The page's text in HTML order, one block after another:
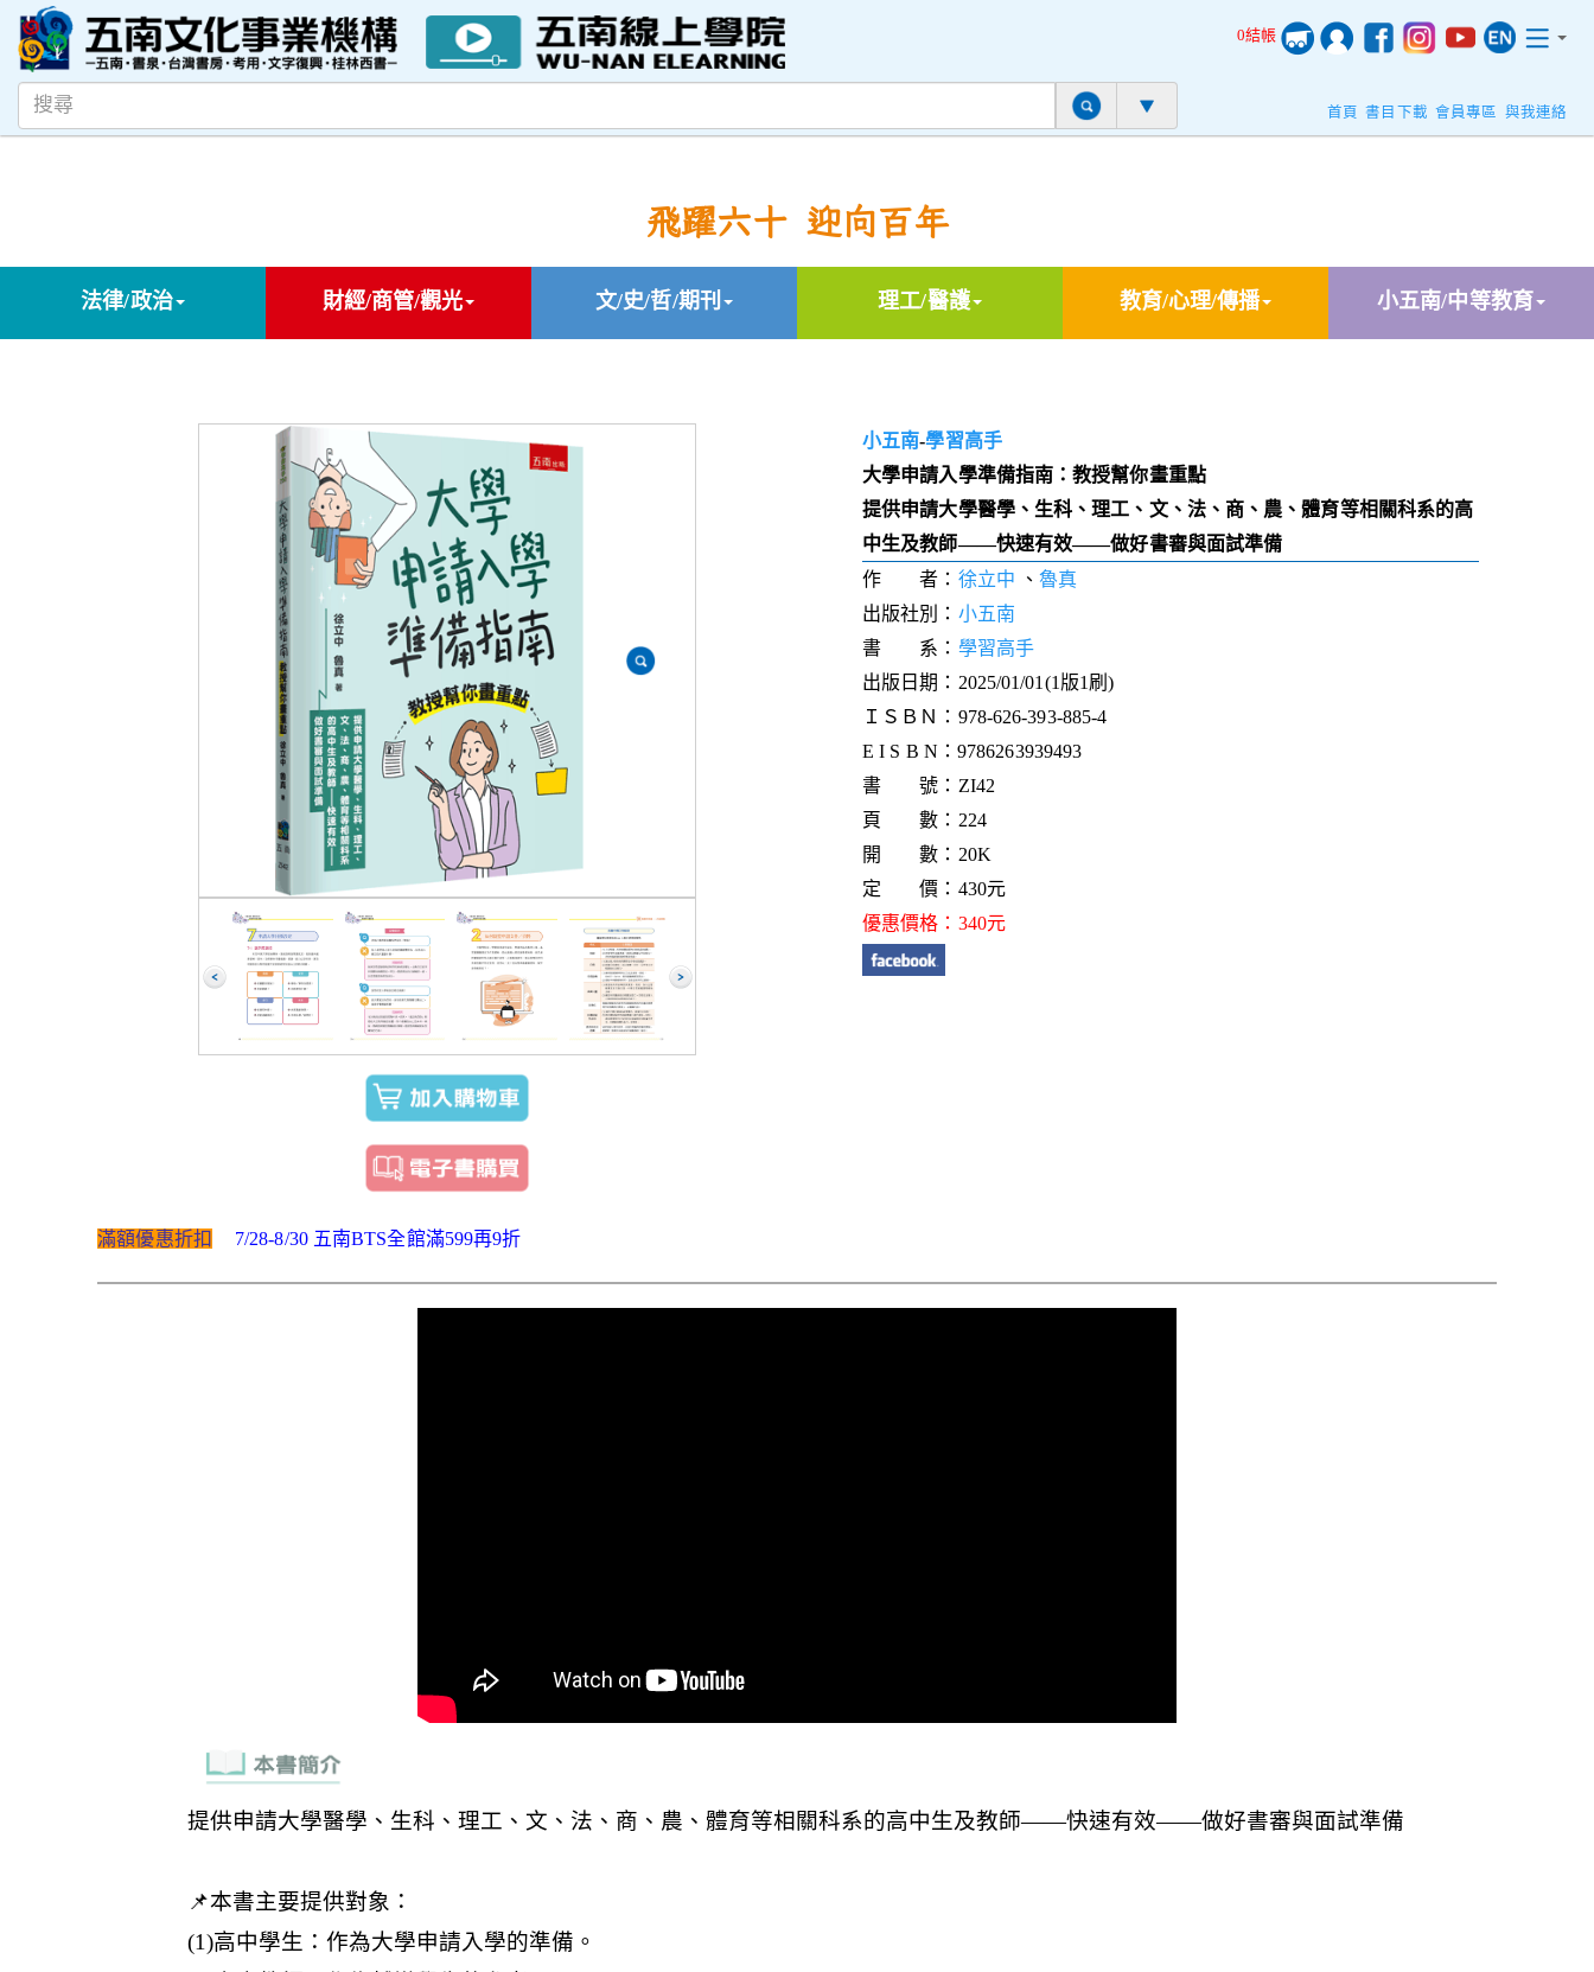
0結帳
首頁 書目下載 會員專區 與我連絡
飛躍六十 迎向百年
法律/政治 財經/商管/觀光 文/史/哲/期刊 理工/醫護 教育/心理/傳播 小五南/中等教育
小五南-學習高手
大學申請入學準備指南：教授幫你畫重點
提供申請大學醫學、生科、理工、文、法、商、農、體育等相關科系的高
中生及教師——快速有效——做好書審與面試準備
作 者： 徐立中 、魯真
出版社別： 小五南
書 系： 學習高手
出版日期：2025/01/01(1版1刷)
ＩＳＢＮ：978-626-393-885-4
E I S B N：9786263939493
書 號：ZI42
頁 數：224
開 數：20K
定 價：430元
優惠價格：340元
滿額優惠折扣 7/28-8/30 五南BTS全館滿599再9折